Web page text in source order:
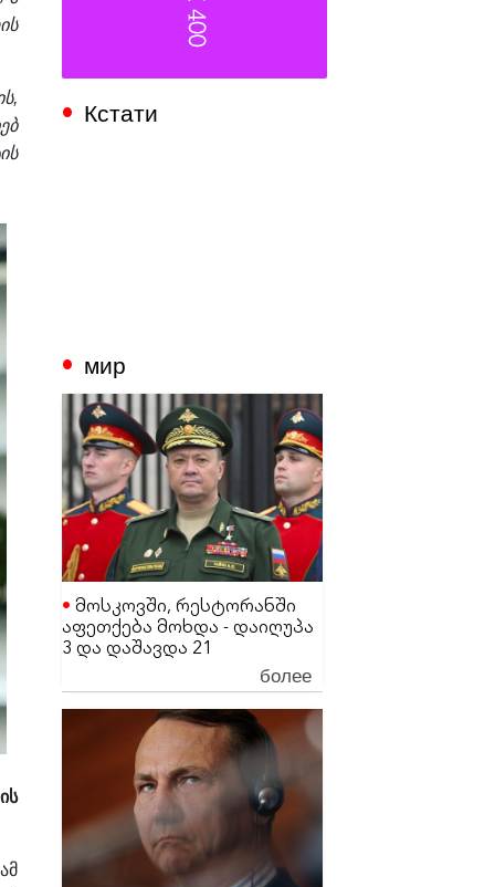
Кстати
мир
მოსკოვში, რესტორანში
აფეთქება მოხდა - დაიღუპა
3 და დაშავდა 21
მაღალჩინოსანი სამხედრო
პირი
более